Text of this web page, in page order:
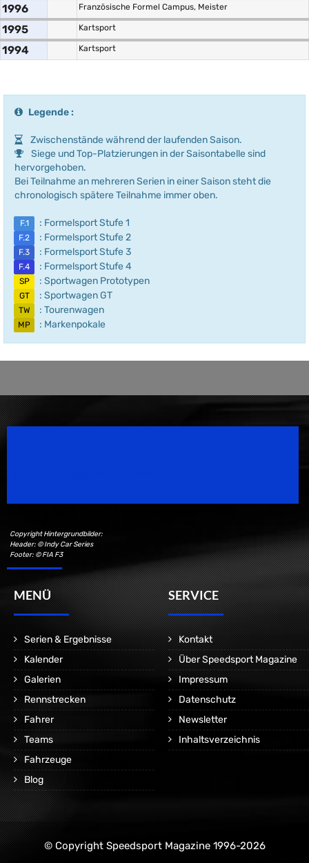
1996 Französische Formel Campus, Meister
1995 Kartsport
1994 Kartsport
Legende :
Zwischenstände während der laufenden Saison.
Siege und Top-Platzierungen in der Saisontabelle sind
hervorgehoben.
Bei Teilnahme an mehreren Serien in einer Saison steht die
chronologisch spätere Teilnahme immer oben.
F.1 : Formelsport Stufe 1
F.2 : Formelsport Stufe 2
F.3 : Formelsport Stufe 3
F.4 : Formelsport Stufe 4
SP : Sportwagen Prototypen
GT : Sportwagen GT
TW : Tourenwagen
MP : Markenpokale
Copyright Hintergrundbilder:
Header: © Indy Car Series
Footer: © FIA F3
MENÜ
Serien & Ergebnisse
Kalender
Galerien
Rennstrecken
Fahrer
Teams
Fahrzeuge
Blog
SERVICE
Kontakt
Über Speedsport Magazine
Impressum
Datenschutz
Newsletter
Inhaltsverzeichnis
© Copyright Speedsport Magazine 1996-2026